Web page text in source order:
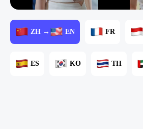
ZH → EN FR
ES KO TH